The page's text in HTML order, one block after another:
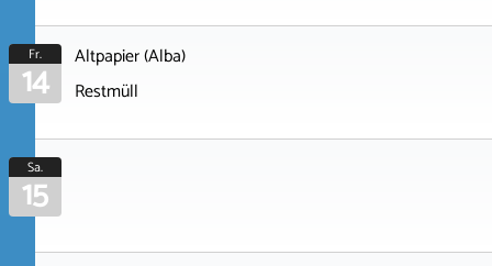
Fr.
14
Altpapier (Alba)
Restmüll
Sa.
15